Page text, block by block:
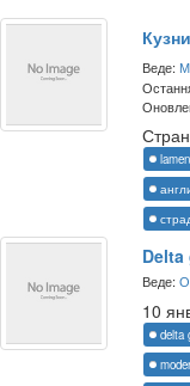
Веде:
Delta
Веде:
10
delta